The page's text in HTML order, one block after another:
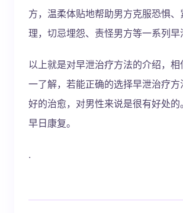
方，温柔体贴地帮助男方克服恐惧
理，切忌埋怨、责怪男方等一系列早
以上就是对早泄治疗方法的介绍，
一了解，若能正确的选择早泄治疗
好的治愈，对男性来说是很有好处
早日康复。
.